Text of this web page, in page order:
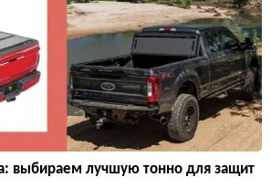
выбираем лучшую тонно для защит